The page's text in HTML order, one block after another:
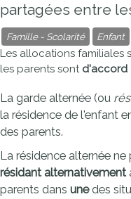
partagées entre
Famille - Scolarité Enfant
Les allocations familiales
les parents sont d'accord
La garde alternée (ou
la résidence de l'enfant
des parents.
La résidence alternée
résidant alternativement
parents dans unedes